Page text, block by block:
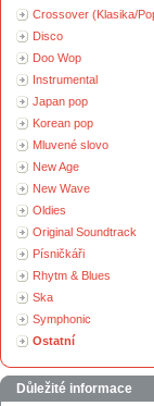
Crossover (Klasika/
Disco
Doo Wop
Instrumental
Japan pop
Korean pop
Mluvené slovo
New Age
New Wave
Oldies
Original Soundtrack
Písničkáři
Rhytm & Blues
Ska
Symphonic
Ostatní
Důležité informace